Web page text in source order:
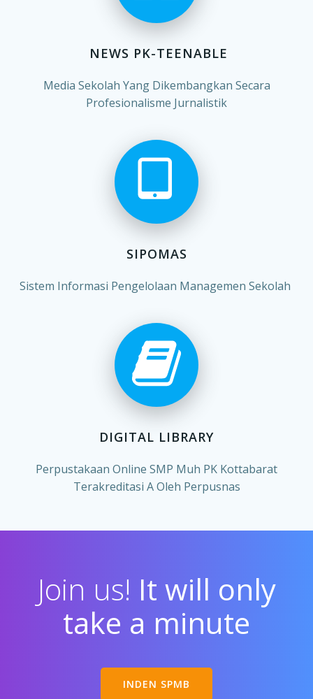
NEWS PK-TEENABLE
Media Sekolah Yang Dikembangkan Secara
Profesionalisme Jurnalistik
SIPOMAS
Sistem Informasi Pengelolaan Managemen Sekolah
DIGITAL LIBRARY
Perpustakaan Online SMP Muh PK Kottabarat
Terakreditasi A Oleh Perpusnas
Join us! It will only
take a minute
INDEN SPMB